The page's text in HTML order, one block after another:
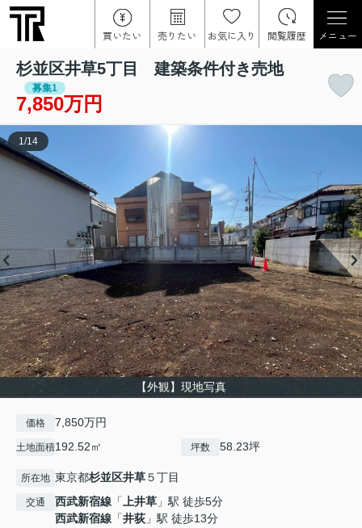
買いたい 売りたい お気に入り 閲覧履歴 メニュー
杉並区井草5丁目 建築条件付き売地
募集1
7,850万円
【外観】現地写真
1 /14
価格 7,850万円
土地面積192.52㎡ 坪数 58.23坪
所在地 東京都杉並区井草５丁目
交通 西武新宿線 「 上井草 」駅 徒歩5分
西武新宿線 「井荻 」駅 徒歩13分